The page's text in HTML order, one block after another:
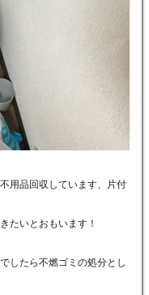
用品回収しています、片付
たいとおもいます！
したら不燃ゴミの処分とし